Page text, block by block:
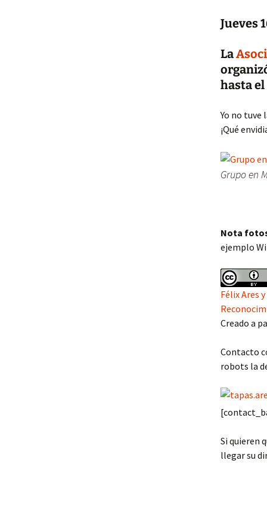
Jueves
La
hasta el
Yo no tuve
¡Qué
Grupo en
Nota
ejemplo
Félix Ares
Creado a
Contacto
robots la
Si quieren
llegar su